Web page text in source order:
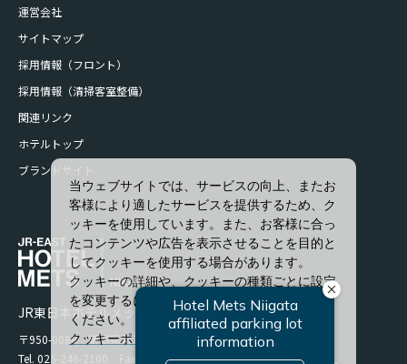
運営会社
サイトマップ
採用情報（フロント）
採用情報（清掃客室整備）
関連リンク
ホテルトップ
ブランドサイト
JR東日本ホテルメッツ 新潟
〒950-0086 新潟県新潟市中央区花園1-96-47
Tel. 025-246-2100 Fax. 025-246-2114
当ウェブサイトでは、サービスの向上、またお
客様により適したサービスを提供するため、ク
ッキーを使用しています。また、お客様に合っ
たコンテンツや広告を表示させることを目的と
してクッキーを使用する場合があります。
クッキーの詳細や、クッキーの種類ごとに設定
を変更するには、「詳細設定」をクリックして
ください。
クッキーポリシー